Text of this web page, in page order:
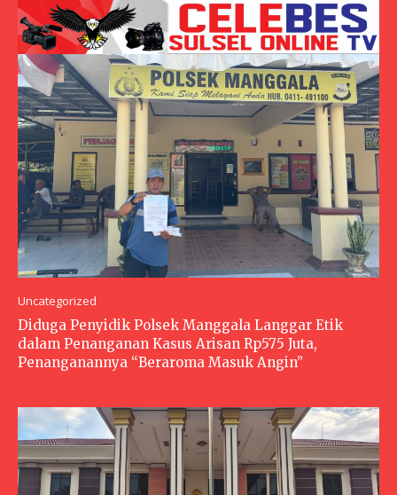
Uncategorized
Diduga Penyidik Polsek Manggala Langgar Etik
dalam Penanganan Kasus Arisan Rp575 Juta,
Penanganannya “Beraroma Masuk Angin”